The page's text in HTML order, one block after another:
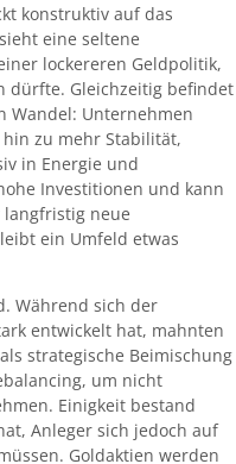
konstruktiv auf das
eine seltene
lockereren Geldpolitik,
dürfte. Gleichzeitig befindet
Wandel: Unternehmen
zu mehr Stabilität,
in Energie und
Investitionen und kann
neue
ein Umfeld etwas
Während sich der
entwickelt hat, mahnten
strategische Beimischung
um nicht
Einigkeit bestand
Anleger sich jedoch auf
Goldaktien werden